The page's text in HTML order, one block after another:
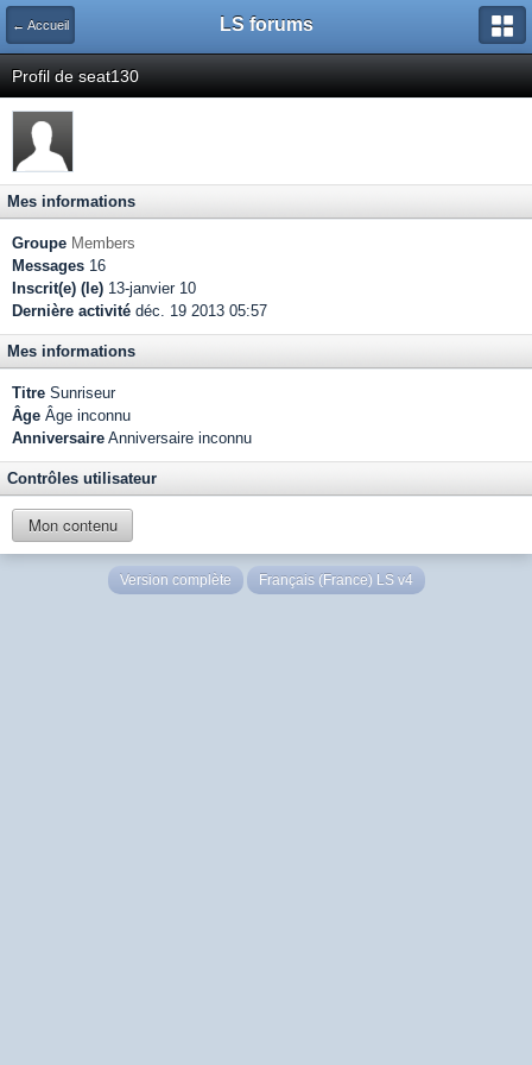
← Accueil LS forums
Profil de seat130
Mes informations
Groupe Members
Messages 16
Inscrit(e) (le) 13-janvier 10
Dernière activité déc. 19 2013 05:57
Mes informations
Titre Sunriseur
Âge Âge inconnu
Anniversaire Anniversaire inconnu
Contrôles utilisateur
Mon contenu
Version complète Français (France) LS v4